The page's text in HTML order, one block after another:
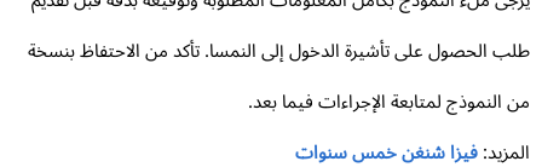
الحصول على تأشيرة الدخول إلى النمسا. تأكد من الاحتفاظ بنسخة
النموذج لمتابعة الإجراءات فيما بعد.
فيزا شنغن خمس سنوات